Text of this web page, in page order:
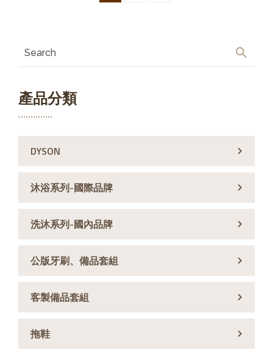
產品分類
DYSON
沐浴系列-國際品牌
洗沐系列-國內品牌
公版牙刷、備品套組
客製備品套組
拖鞋